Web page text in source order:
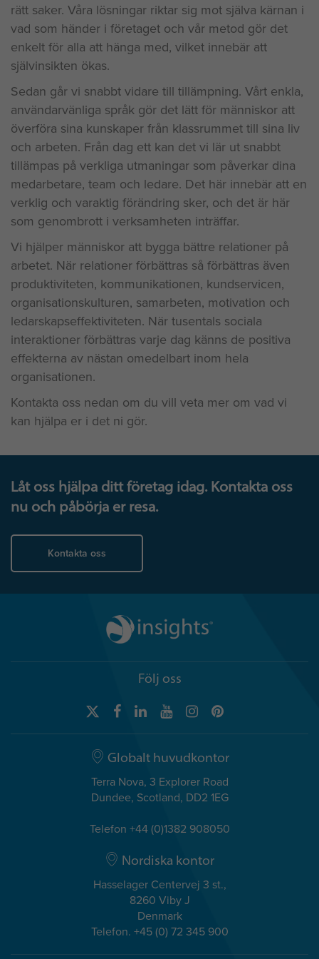
rätt saker. Våra lösningar riktar sig mot själva kärnan i
vad som händer i företaget och vår metod gör det
enkelt för alla att hänga med, vilket innebär att
självinsikten ökas.
Sedan går vi snabbt vidare till tillämpning. Vårt enkla,
användarvänliga språk gör det lätt för människor att
överföra sina kunskaper från klassrummet till sina liv
och arbeten. Från dag ett kan det vi lär ut snabbt
tillämpas på verkliga utmaningar som påverkar dina
medarbetare, team och ledare. Det här innebär att en
verklig och varaktig förändring sker, och det är här
som genombrott i verksamheten inträffar.
Vi hjälper människor att bygga bättre relationer på
arbetet. När relationer förbättras så förbättras även
produktiviteten, kommunikationen, kundservicen,
organisationskulturen, samarbeten, motivation och
ledarskapseffektiviteten. När tusentals sociala
interaktioner förbättras varje dag känns de positiva
effekterna av nästan omedelbart inom hela
organisationen.
Kontakta oss nedan om du vill veta mer om vad vi
kan hjälpa er i det ni gör.
Låt oss hjälpa ditt företag idag. Kontakta oss
nu och påbörja er resa.
Kontakta oss
Följ oss
Globalt huvudkontor
Terra Nova, 3 Explorer Road
Dundee, Scotland, DD2 1EG
Telefon +44 (0)1382 908050
Nordiska kontor
Hasselager Centervej 3 st.,
8260 Viby J
Denmark
Telefon. +45 (0) 72 345 900